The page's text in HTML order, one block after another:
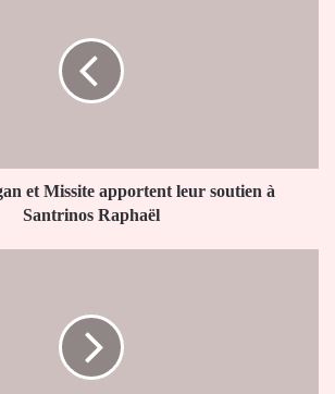
et Missite apportent leur soutien à
Santrinos Raphaël